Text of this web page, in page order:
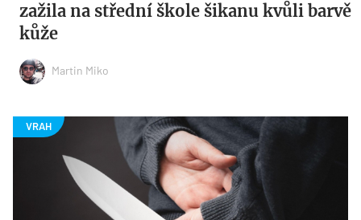
zažila na střední škole šikanu kvůli barvě
kůže
Martin Miko